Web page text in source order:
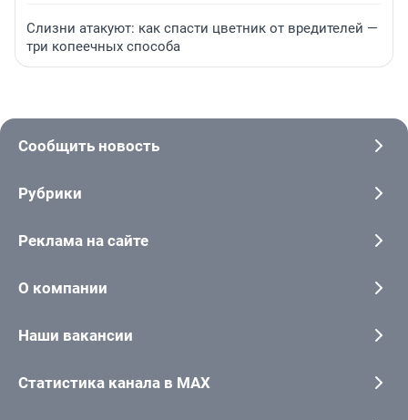
Слизни атакуют: как спасти цветник от вредителей —
три копеечных способа
Сообщить новость
Рубрики
Реклама на сайте
О компании
Наши вакансии
Статистика канала в MAX